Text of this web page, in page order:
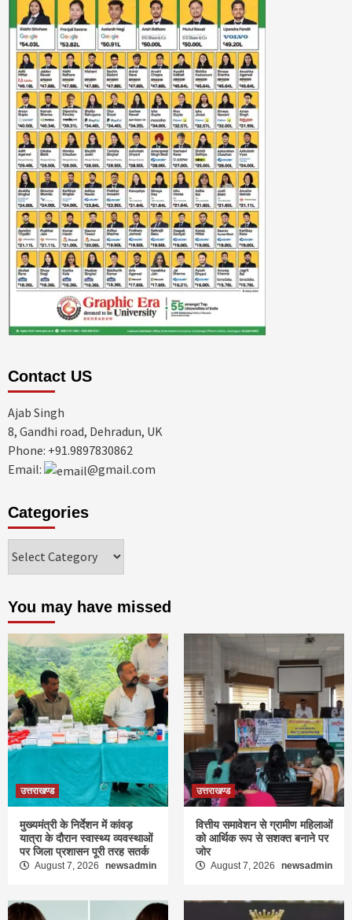
Contact US
Ajab Singh
8, Gandhi road, Dehradun, UK
Phone: +91.9897830862
Email:
@gmail.com
Categories
You may have missed
उत्तराखण्ड
मुख्यमंत्री के निर्देशन में कांवड़
यात्रा के दौरान स्वास्थ्य व्यवस्थाओं
पर जिला प्रशासन पूरी तरह सतर्क
August 7, 2026 newsadmin
उत्तराखण्ड
वित्तीय समावेशन से ग्रामीण महिलाओं
को आर्थिक रूप से सशक्त बनाने पर
जोर
August 7, 2026 newsadmin